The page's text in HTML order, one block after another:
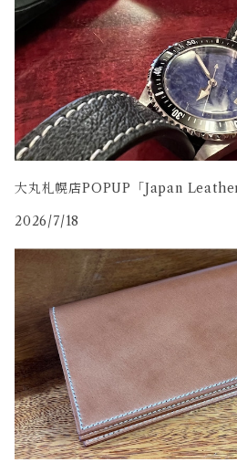
牛革
大丸札幌店POPUP「Japan
2026/7/18